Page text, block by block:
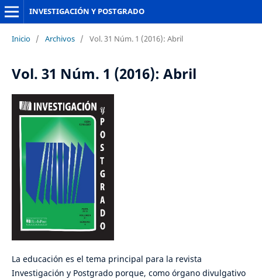
INVESTIGACIÓN Y POSTGRADO
Inicio / Archivos / Vol. 31 Núm. 1 (2016): Abril
Vol. 31 Núm. 1 (2016): Abril
La educación es el tema principal para la revista
Investigación y Postgrado porque, como órgano divulgativo